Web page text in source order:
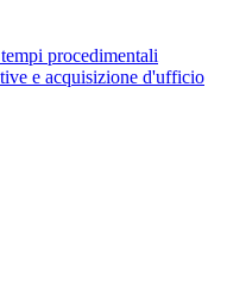
procedimentali
e acquisizione d'ufficio